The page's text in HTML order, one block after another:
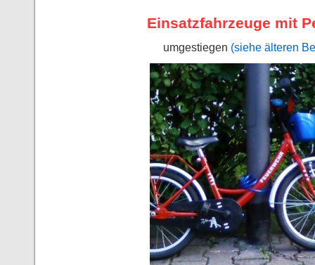
Einsatzfahrzeuge mit
umgestiegen (siehe älteren